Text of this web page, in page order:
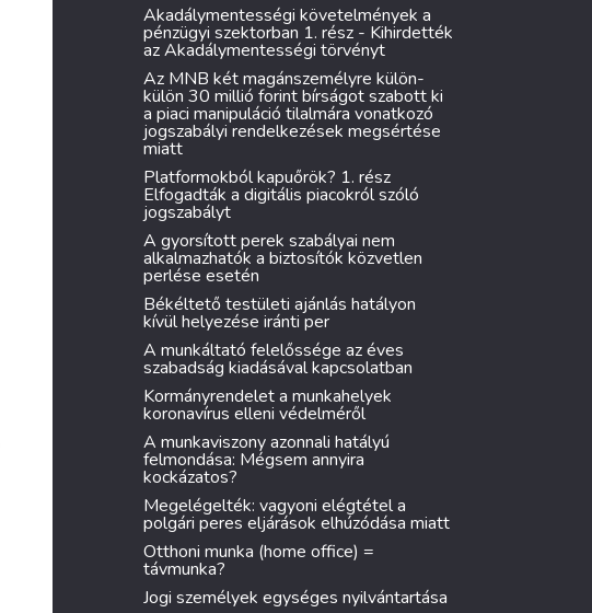
Akadálymentességi követelmények a
pénzügyi szektorban 1. rész - Kihirdették
az Akadálymentességi törvényt
Az MNB két magánszemélyre külön-
külön 30 millió forint bírságot szabott ki
a piaci manipuláció tilalmára vonatkozó
jogszabályi rendelkezések megsértése
miatt
Platformokból kapuőrök? 1. rész
Elfogadták a digitális piacokról szóló
jogszabályt
A gyorsított perek szabályai nem
alkalmazhatók a biztosítók közvetlen
perlése esetén
Békéltető testületi ajánlás hatályon
kívül helyezése iránti per
A munkáltató felelőssége az éves
szabadság kiadásával kapcsolatban
Kormányrendelet a munkahelyek
koronavírus elleni védelméről
A munkaviszony azonnali hatályú
felmondása: Mégsem annyira
kockázatos?
Megelégelték: vagyoni elégtétel a
polgári peres eljárások elhúzódása miatt
Otthoni munka (home office) =
távmunka?
Jogi személyek egységes nyilvántartása